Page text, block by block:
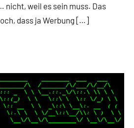
weil es sein muss. Das
dass ja Werbung […]